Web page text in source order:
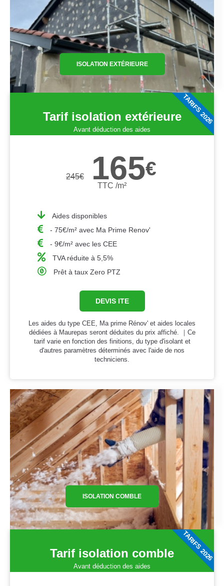
ISOLATION EXTÉRIEURE
Tarif isolation extérieure
Avant déduction des aides
245€ 165€
TTC /m²
Aides disponibles
- 75€/m² avec Ma Prime Renov'
- 9€/m² avec les CEE
TVA réduite à 5,5%
Prêt à taux Zero PTZ
DEVIS ITE
Les aides du type CEE, Ma prime Rénov' et aides locales
dédiées à Maurepas seront déduites du prix affiché. ｜Ce
tarif varie en fonction des finitions, du type d'isolant et
d'autres paramètres déterminés avec l'aide de nos
techniciens.
TARIFS 2026
ISOLATION COMBLE
Tarif isolation comble
Avant déduction des aides
TARIFS 2026